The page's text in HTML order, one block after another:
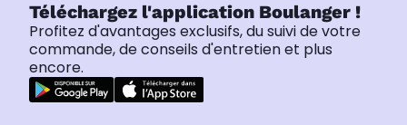
Téléchargez l'application Boulanger !
Profitez d'avantages exclusifs, du suivi de votre
commande, de conseils d'entretien et plus
encore.